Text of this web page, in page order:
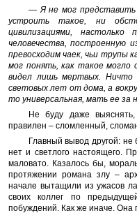
— Я не мог
устроить такое, ни
цивилизациями, настолько
человечества, построенную
превосходим чаек, чьи трупы
мог понять, как такое могло
видел лишь мертвых. Ничто
световых лет от дома, а
то универсальная, мать ее за
Не буду даже
правилен – сломленный,
Главный вывод другой: не
нет и светлого настоящего.
маловато. Казалось бы,
протяжении романа злу –
начале вытащили из ужасов
своих коллег по
побуждений. Как же иначе.